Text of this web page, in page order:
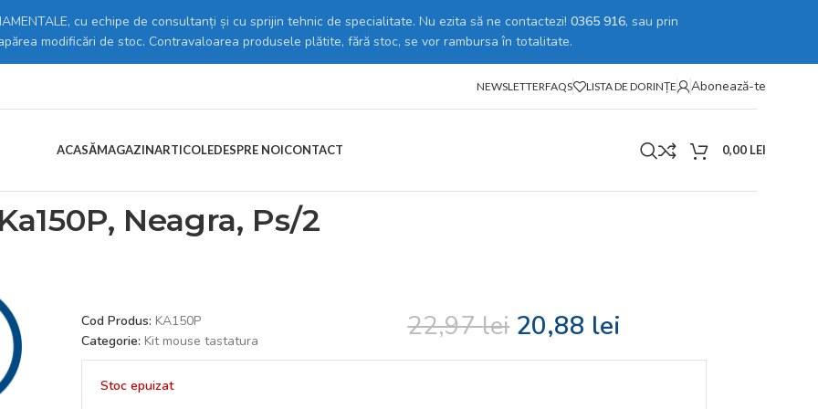
cu echipe de consultanți și cu sprijin tehnic de specialitate. Nu ezita să ne contactezi! 0365 916, sau prin
modificări de stoc. Contravaloarea produsele plătite, fără stoc, se vor rambursa în totalitate.
NEWSLETTERFAQS LISTA DE DORINȚE Abonează-te
ACASĂMAGAZINARTICOLEDESPRE NOICONTACT 0,00 LEI
Neagra, Ps/2
Cod Produs: KA150P
Categorie: Kit mouse tastatura 22,97lei 20,88 lei
Stoc epuizat